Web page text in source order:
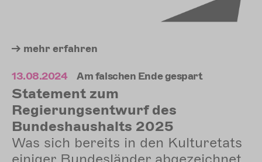
mehr erfahren
13.08.2024 Am falschen Ende gespart
Statement zum
Regierungsentwurf des
Bundeshaushalts 2025
Was sich bereits in den Kulturetats